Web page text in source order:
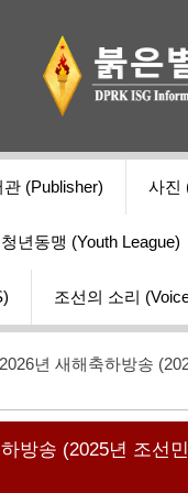
(Publisher) 사진
년동맹 (Youth League)
조선의 소리
년 새해축하방송
방송 (2025년 조선